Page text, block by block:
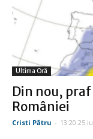
Ultima Oră
Din nou,
României
Cristi Pătru - 13:20 25